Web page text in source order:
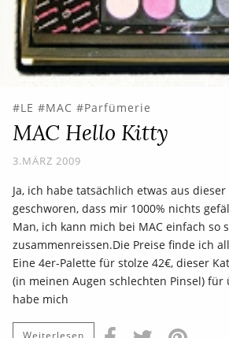
LE MAC Parfümerie
MAC Hello Kitty
3.MÄRZ 2009
Ja, ich habe tatsächlich etwas aus
geschworen, dass mir 1000% nichts
Man, ich kann mich bei MAC einfach so
zusammenreissen.Die Preise finde ich
Eine 4er-Palette für stolze 42€, dieser
(in meinen Augen schlechten Pinsel) für
habe mich